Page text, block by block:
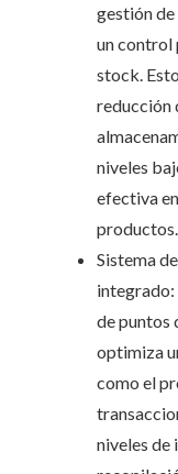
gestión
un control
stock.
reducción
niveles
efectiva
productos.
Sistema
de puntos
optimiza
como el
niveles de